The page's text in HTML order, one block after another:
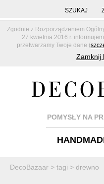
Zgodnie z Rozporządzeniem
27 kwietnia 2016 r.
przetwarzamy Twoje dane (
Zamknij
SZUKAJ
POMYSŁY NA
DecoBazaar > tagi > drewno